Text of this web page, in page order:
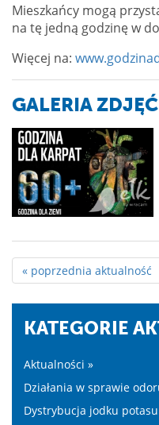
Mieszkańcy mogą
na tę jedną godzinę w
Więcej na:
GALERIA ZDJĘĆ
« poprzednia aktualność
KATEGORIE
Aktualności »
Działania w sprawie
Dystrybucja jodku potasu